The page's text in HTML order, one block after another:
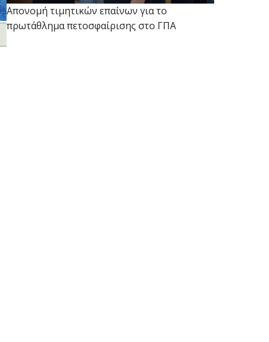
Απονομή τιμητικών επαίνων για το
πρωτάθλημα πετοσφαίρισης στο ΓΠΑ